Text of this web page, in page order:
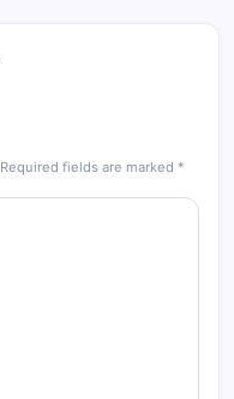
Required fields are marked *